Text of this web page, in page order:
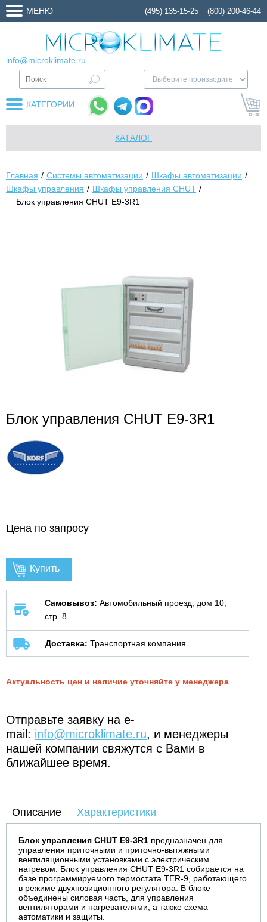
МЕНЮ (495) 135-15-25 (800) 200-46-44
info@microklimate.ru
КАТЕГОРИИ
КАТАЛОГ
Главная Системы автоматизации
Шкафы автоматизации
Шкафы управления
Шкафы управления CHUT
Блок управления CHUT E9-3R1
Блок управления CHUT E9-3R1
Цена по запросу
Купить
Самовывоз: Автомобильный проезд, дом 10,
стр. 8
Доставка: Транспортная компания
Актуальность цен и наличие уточняйте у менеджера
Отправьте заявку на e-
mail: info@microklimate.ru, и менеджеры
нашей компании свяжутся с Вами в
ближайшее время.
Описание Характеристики
Блок управления CHUТ E9-3R1 предназначен для
управления приточными и приточно-вытяжными
вентиляционными установками с электрическим
нагревом. Блок управления CHUТ E9-3R1 собирается на
базе программируемого термостата TER-9, работающего
в режиме двухпозиционного регулятора. В блоке
объединены силовая часть, для управления
вентиляторами и нагревателями, а также схема
автоматики и защиты.